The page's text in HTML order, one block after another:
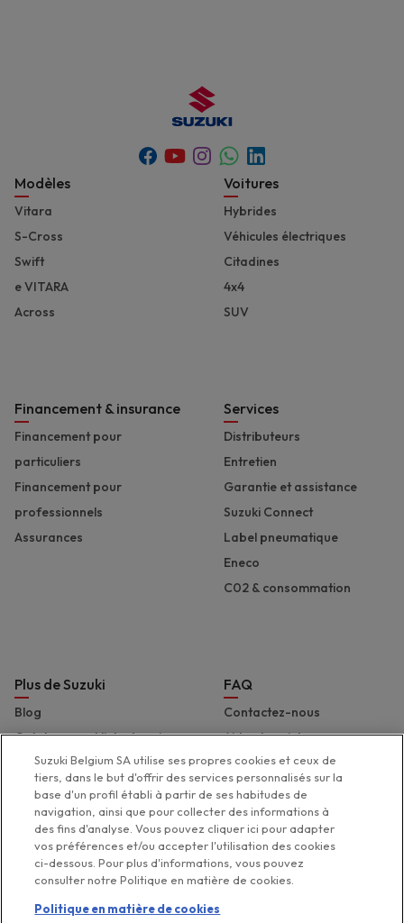
Facebook
YoutubeInstagram
Whatsapp
Linkedin
Footer
Modèles
Vitara
S-Cross
Swift
e VITARA
Across
Voitures
Hybrides
Véhicules électriques
Citadines
4x4
SUV
Financement & insurance
Financement pour
particuliers
Financement pour
professionnels
Assurances
Services
Distributeurs
Entretien
Garantie et assistance
Suzuki Connect
Label pneumatique
Eneco
C02 & consommation
Plus de Suzuki
Blog
Catalogues et liste de prix
Presse
Suzuki Marine
Suzuki 2 Wheels
Suzuki Global
FAQ
Contactez-nous
Aide et assistance
Déclaration d'accessibilité
Suzuki Belgium SA utilise ses propres cookies et ceux de
tiers, dans le but d'offrir des services personnalisés sur la
base d'un profil établi à partir de ses habitudes de
navigation, ainsi que pour collecter des informations à
des fins d'analyse. Vous pouvez cliquer ici pour adapter
vos préférences et/ou accepter l'utilisation des cookies
ci-dessous. Pour plus d'informations, vous pouvez
consulter notre Politique en matière de cookies.
Politique en matière de cookies